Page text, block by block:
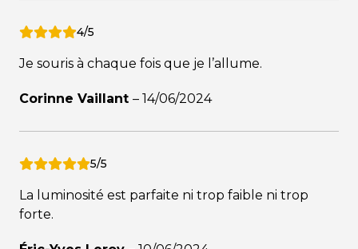
4/5
Je souris à chaque fois que je l’allume.
Corinne Vaillant – 14/06/2024
5/5
La luminosité est parfaite ni trop faible ni trop
forte.